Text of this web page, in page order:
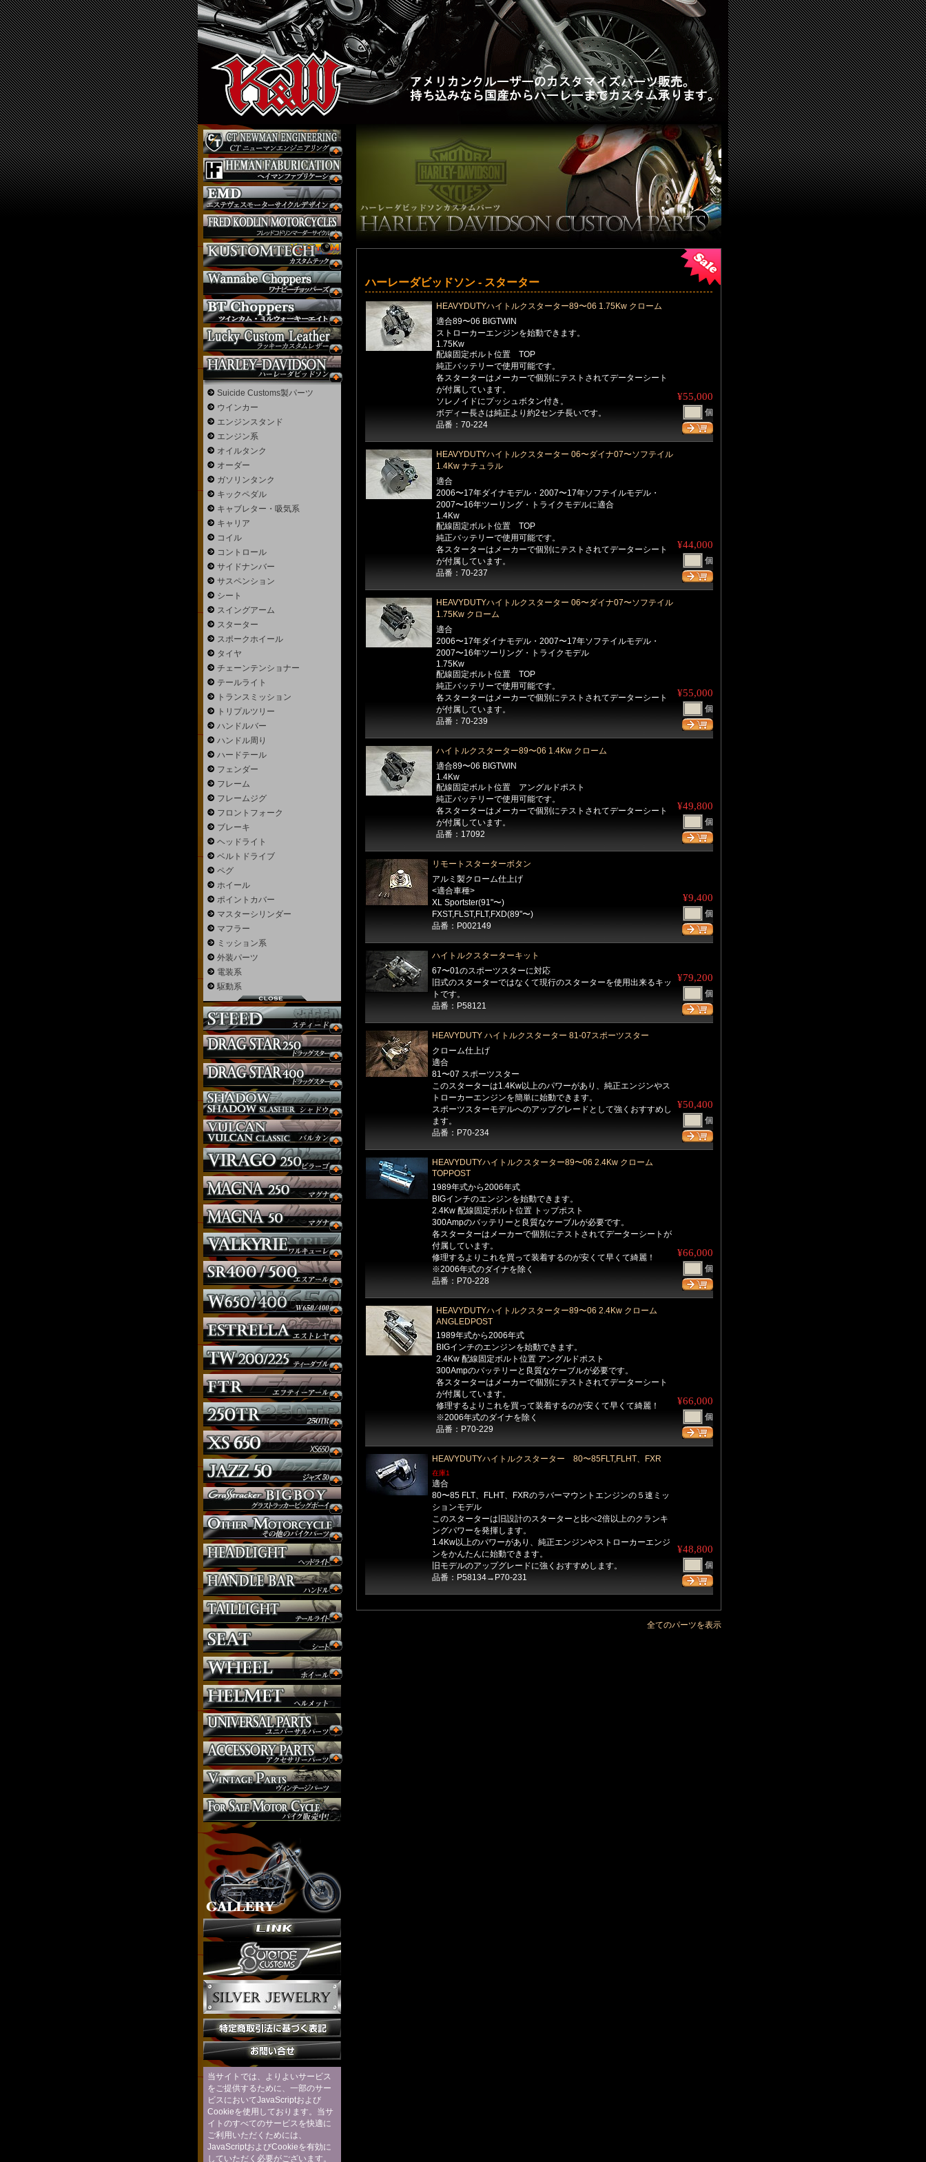
ハーレーダビッドソン - スターター
HEAVYDUTYハイトルクスターター89〜06 1.75Kw クローム
適合89〜06 BIGTWIN
ストローカーエンジンを始動できます。
1.75Kw
配線固定ボルト位置 TOP
純正バッテリーで使用可能です。
各スターターはメーカーで個別にテストされてデーターシート
が付属しています。
ソレノイドにプッシュボタン付き。
ボディー長さは純正より約2センチ長いです。
品番：70-224
¥55,000
個
HEAVYDUTYハイトルクスターター 06〜ダイナ07〜ソフテイル
1.4Kw ナチュラル
適合
2006〜17年ダイナモデル・2007〜17年ソフテイルモデル・
2007〜16年ツーリング・トライクモデルに適合
1.4Kw
配線固定ボルト位置 TOP
純正バッテリーで使用可能です。
各スターターはメーカーで個別にテストされてデーターシート
が付属しています。
品番：70-237
¥44,000
個
HEAVYDUTYハイトルクスターター 06〜ダイナ07〜ソフテイル
1.75Kw クローム
適合
2006〜17年ダイナモデル・2007〜17年ソフテイルモデル・
2007〜16年ツーリング・トライクモデル
1.75Kw
配線固定ボルト位置 TOP
純正バッテリーで使用可能です。
各スターターはメーカーで個別にテストされてデーターシート
が付属しています。
品番：70-239
¥55,000
個
ハイトルクスターター89〜06 1.4Kw クローム
適合89〜06 BIGTWIN
1.4Kw
配線固定ボルト位置 アングルドポスト
純正バッテリーで使用可能です。
各スターターはメーカーで個別にテストされてデーターシート
が付属しています。
品番：17092
¥49,800
個
リモートスターターボタン
アルミ製クローム仕上げ
<適合車種>
XL Sportster(91"〜)
FXST,FLST,FLT,FXD(89"〜)
品番：P002149
¥9,400
個
ハイトルクスターターキット
67〜01のスポーツスターに対応
旧式のスターターではなくて現行のスターターを使用出来るキッ
トです。
品番：P58121
¥79,200
個
HEAVYDUTY ハイトルクスターター 81-07スポーツスター
クローム仕上げ
適合
81〜07 スポーツスター
このスターターは1.4Kw以上のパワーがあり、純正エンジンやス
トローカーエンジンを簡単に始動できます。
スポーツスターモデルへのアップグレードとして強くおすすめし
ます。
品番：P70-234
¥50,400
個
HEAVYDUTYハイトルクスターター89〜06 2.4Kw クローム
TOPPOST
1989年式から2006年式
BIGインチのエンジンを始動できます。
2.4Kw 配線固定ボルト位置 トップポスト
300Ampのバッテリーと良質なケーブルが必要です。
各スターターはメーカーで個別にテストされてデーターシートが
付属しています。
修理するよりこれを買って装着するのが安くて早くて綺麗！
※2006年式のダイナを除く
品番：P70-228
¥66,000
個
HEAVYDUTYハイトルクスターター89〜06 2.4Kw クローム
ANGLEDPOST
1989年式から2006年式
BIGインチのエンジンを始動できます。
2.4Kw 配線固定ボルト位置 アングルドポスト
300Ampのバッテリーと良質なケーブルが必要です。
各スターターはメーカーで個別にテストされてデーターシート
が付属しています。
修理するよりこれを買って装着するのが安くて早くて綺麗！
※2006年式のダイナを除く
品番：P70-229
¥66,000
個
HEAVYDUTYハイトルクスターター 80〜85FLT,FLHT、FXR
在庫1
適合
80〜85 FLT、FLHT、FXRのラバーマウントエンジンの５速ミッ
ションモデル
このスターターは旧設計のスターターと比べ2倍以上のクランキ
ングパワーを発揮します。
1.4Kw以上のパワーがあり、純正エンジンやストローカーエンジ
ンをかんたんに始動できます。
旧モデルのアップグレードに強くおすすめします。
品番：P58134→P70-231
¥48,800
個
全てのパーツを表示
Suicide Customs製パーツ
ウインカー
エンジンスタンド
エンジン系
オイルタンク
オーダー
ガソリンタンク
キックペダル
キャブレター・吸気系
キャリア
コイル
コントロール
サイドナンバー
サスペンション
シート
スイングアーム
スターター
スポークホイール
タイヤ
チェーンテンショナー
テールライト
トランスミッション
トリプルツリー
ハンドルバー
ハンドル周り
ハードテール
フェンダー
フレーム
フレームジグ
フロントフォーク
ブレーキ
ヘッドライト
ベルトドライブ
ペグ
ホイール
ポイントカバー
マスターシリンダー
マフラー
ミッション系
外装パーツ
電装系
駆動系
ウインカー
オーダー
ガソリンタンク
サイドナンバー
サスペンション
シート
ジョッキーシフト
ハンドルバー
ハンドル周り
ヘッドライト
マフラー
外装パーツ
当サイトでは、よりよいサービス
をご提供するために、一部のサー
ビスにおいてJavaScriptおよび
Cookieを使用しております。当サ
イトのすべてのサービスを快適に
ご利用いただくためには、
JavaScriptおよびCookieを有効に
していただく必要がございます。